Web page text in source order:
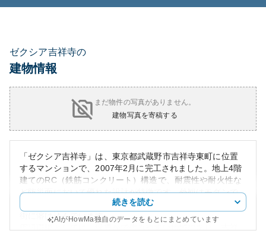
ゼクシア吉祥寺の
建物情報
まだ物件の写真がありません。
建物写真を寄稿する
「ゼクシア吉祥寺」は、東京都武蔵野市吉祥寺東町に位置
するマンションで、2007年2月に完工されました。地上4階
建てのRC（鉄筋コンクリート）構造で、耐震性や耐火性な
ど防災面において優れた設計が特徴です。外観はモダンで
落ち着いたデザインが施されており、吉祥寺の静かな住宅
街に溶け込んでいます。
続きを読む
AIがHowMa独自のデータをもとにまとめています